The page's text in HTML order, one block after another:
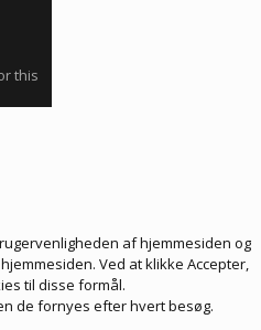
this
af hjemmesiden og
Ved at klikke Accepter,
til disse formål.
de fornyes efter hvert besøg.